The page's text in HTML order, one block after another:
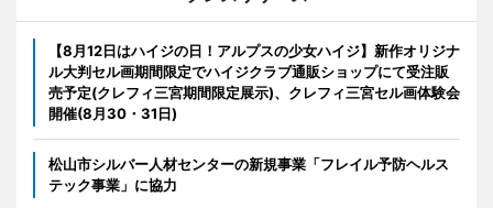
【8月12日はハイジの日！アルプスの少女ハイジ】新作オリジナ
ル大判セル画期間限定でハイジクラブ通販ショップにて受注販
売予定(クレフィ三宮期間限定展示)、クレフィ三宮セル画体験会
開催(8月30・31日)
松山市シルバー人材センターの新規事業「フレイル予防ヘルス
テック事業」に協力